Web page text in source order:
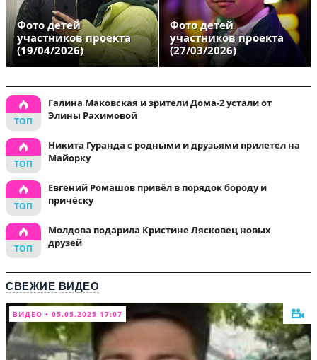
Фото детей
участников проекта
(19/04/2026)
Фото детей
участников проекта
(27/03/2026)
Галина Маковская и зрители Дома-2 устали от
Элины Рахимовой
Никита Гуранда с родными и друзьями прилетел на
Майорку
Евгений Ромашов привёл в порядок бороду и
причёску
Молдова подарила Кристине Лясковец новых
друзей
СВЕЖИЕ ВИДЕО
ВИДЕО • 05.05.2025 17:07